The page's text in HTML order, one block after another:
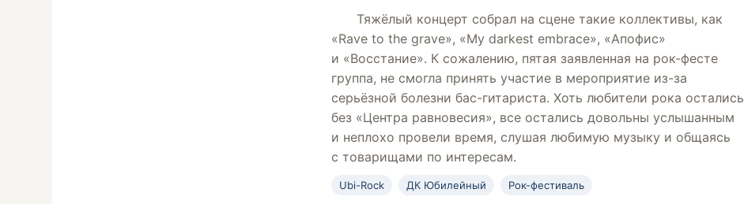
Тяжёлый концерт собрал на сцене такие коллективы, как
«Rave to the grave», «My darkest embrace», «Апофис»
и «Восстание». К сожалению, пятая заявленная на рок-фесте
группа, не смогла принять участие в мероприятие из-за
серьёзной болезни бас-гитариста. Хоть любители рока остались
без «Центра равновесия», все остались довольны услышанным
и неплохо провели время, слушая любимую музыку и общаясь
с товарищами по интересам.
Ubi-Rock ДК Юбилейный Рок-фестиваль